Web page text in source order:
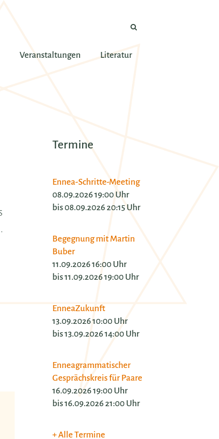
Veranstaltungen Literatur
wir in
Termine
Ennea-Schritte-Meeting
08.09.2026 19:00 Uhr
bis 08.09.2026 20:15 Uhr
Begegnung mit Martin
Buber
11.09.2026 16:00 Uhr
bis 11.09.2026 19:00 Uhr
EnneaZukunft
13.09.2026 10:00 Uhr
bis 13.09.2026 14:00 Uhr
Enneagrammatischer
Gesprächskreis für Paare
16.09.2026 19:00 Uhr
bis 16.09.2026 21:00 Uhr
Alle Termine